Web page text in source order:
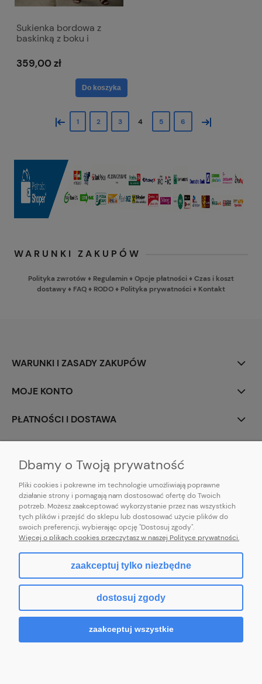
Sukienka bordowa z
baskinką z boku i
Victoria
359,00 zł
Do koszyka
« 1 2 3 4 5 6 »
WARUNKI ZAKUPÓW
Polityka zwrotów ♦ Regulamin♦Opcje płatności♦Czas i koszt
dostawy♦ FAQ♦ RODO♦ Polityka prywatności♦ Kontakt
WARUNKI I ZASADY ZAKUPÓW
MOJE KONTO
PŁATNOŚCI I DOSTAWA
E-mail:pl101sukienek@gmail.com
101sukienek.pl
ul. Piotrkowska 317/11, Łódź 93-035, woj. łódzkie
pokaż pełną wersję strony
Sklep internetowy Shoper.pl
Dbamy o Twoją prywatność
Pliki cookies i pokrewne im technologie umożliwiają poprawne
działanie strony i pomagają nam dostosować ofertę do Twoich
potrzeb. Możesz zaakceptować wykorzystanie przez nas wszystkich
tych plików i przejść do sklepu lub dostosować użycie plików do
swoich preferencji, wybierając opcję "Dostosuj zgody".
Więcej o plikach cookies przeczytasz w naszej Polityce prywatności.
zaakceptuj tylko niezbędne
dostosuj zgody
zaakceptuj wszystkie